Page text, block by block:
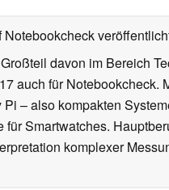
Notebookcheck
davon im Bereich
auch für
– also kompakten
Smartwatches.
komplexer